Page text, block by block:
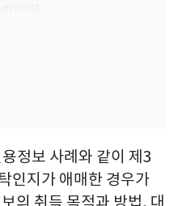
정보 사례와 같이 제3
인지가 애매한 경우가
의 취득 목적과 방법, 대